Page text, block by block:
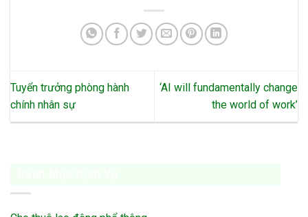
Tuyển trưởng phòng hành
chính nhân sự
‘AI will fundamentally change
the world of work’